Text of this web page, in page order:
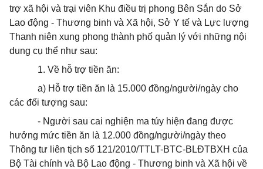
trợ xã hội và trại viên Khu điều trị phong Bên Sắn do Sở
Lao động - Thương binh và Xã hội, Sở Y tế và Lực lượng
Thanh niên xung phong thành phố quản lý với những nội
dung cụ thể như sau:
1. Về hỗ trợ tiền ăn:
a) Hỗ trợ tiền ăn là 15.000 đồng/người/ngày cho
các đối tượng sau:
- Người sau cai nghiện ma túy hiện đang được
hưởng mức tiền ăn là 12.000 đồng/người/ngày theo
Thông tư liên tịch số 121/2010/TTLT-BTC-BLĐTBXH của
Bộ Tài chính và Bộ Lao động - Thương binh và Xã hội về